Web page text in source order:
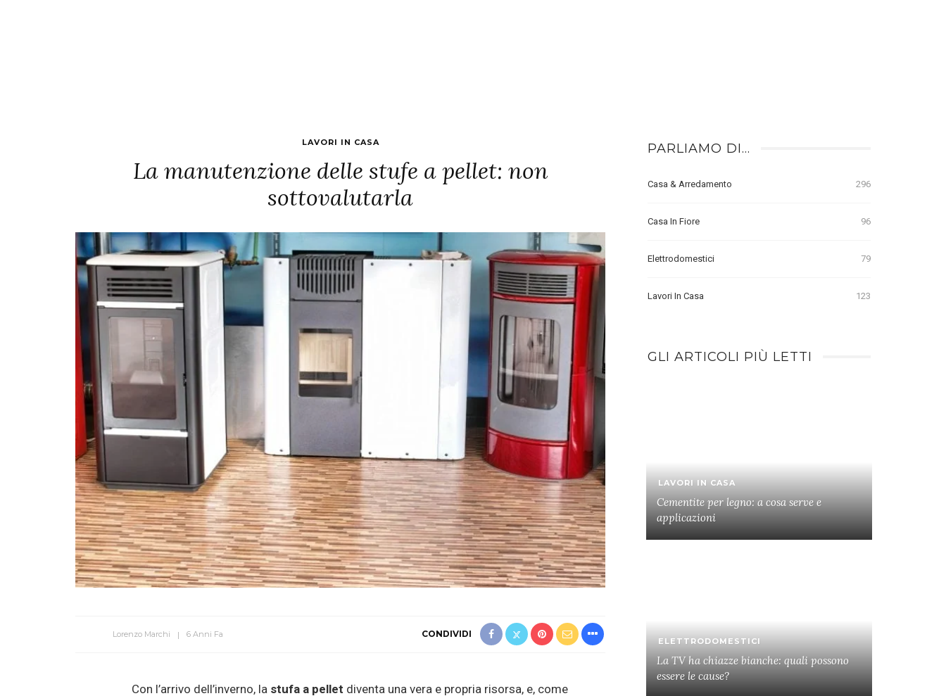
LAVORI IN CASA
La manutenzione delle stufe a pellet: non
sottovalutarla
Lorenzo Marchi 6 Anni Fa CONDIVIDI
Con l’arrivo dell’inverno, la stufa a pellet diventa una vera e propria risorsa, e, come
PARLIAMO DI…
Casa & Arredamento 296
Casa In Fiore 96
Elettrodomestici 79
Lavori In Casa 123
GLI ARTICOLI PIÙ LETTI
LAVORI IN CASA
Cementite per legno: a cosa serve e
applicazioni
ELETTRODOMESTICI
La TV ha chiazze bianche: quali possono
essere le cause?